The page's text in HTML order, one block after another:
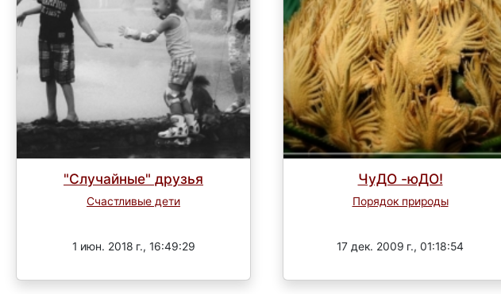
"Случайные" друзья
Счастливые дети
1 июн. 2018 г., 16:49:29
ЧуДО -юДО!
Порядок природы
17 дек. 2009 г., 01:18:54